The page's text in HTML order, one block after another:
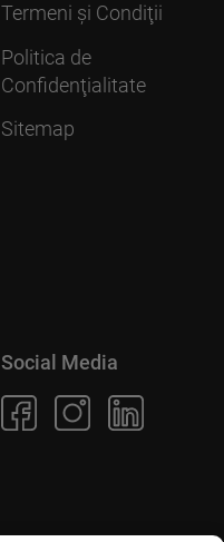
Termeni şi Condiţii
Politica de
Confidenţialitate
Sitemap
Social Media